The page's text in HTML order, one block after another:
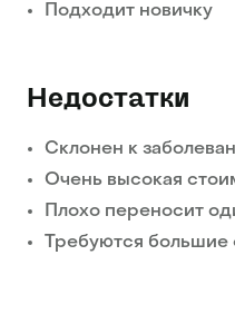
Подходит новичку
Недостатки
Склонен к
Очень высокая
Плохо переносит
Требуются большие